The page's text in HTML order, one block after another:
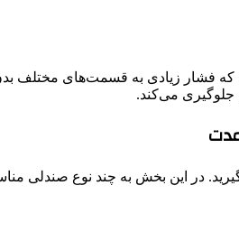
که فشار زیادی به قسمت‌های
جلوگیری می‌کند.
در این بخش به چند نوع